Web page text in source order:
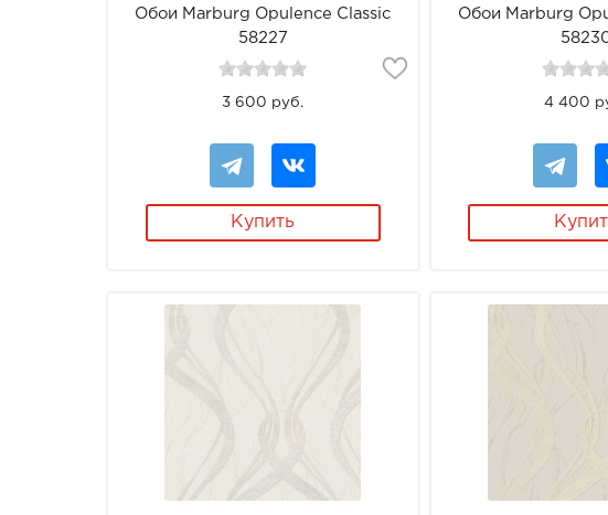
Обои Marburg Opulence Classic
58227
3 600 руб.
Купить
Обои Marburg
4 400